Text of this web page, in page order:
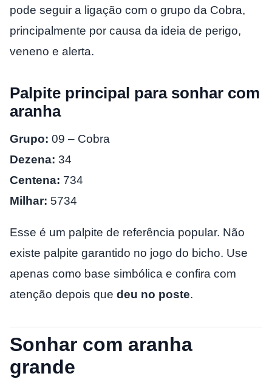
pode seguir a ligação com o grupo da Cobra,
principalmente por causa da ideia de perigo,
veneno e alerta.
Palpite principal para sonhar com
aranha
Grupo: 09 – Cobra
Dezena: 34
Centena: 734
Milhar: 5734
Esse é um palpite de referência popular. Não
existe palpite garantido no jogo do bicho. Use
apenas como base simbólica e confira com
atenção depois que deu no poste.
Sonhar com aranha
grande